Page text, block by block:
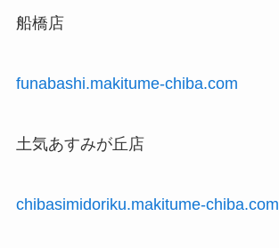
船橋店
funabashi.makitume-chiba.com
土気あすみが丘店
chibasimidoriku.makitume-chiba.com